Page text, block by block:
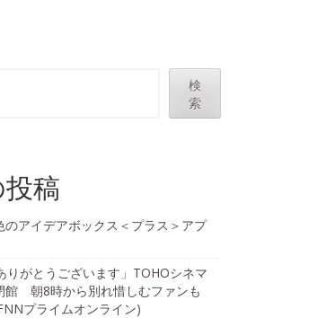
検
索
稿
のアイデアボックス＜プラス＞アプ
りがとうございます」TOHOシネマ
館 朝8時から別れ惜しむファンも
プライムオンライン)